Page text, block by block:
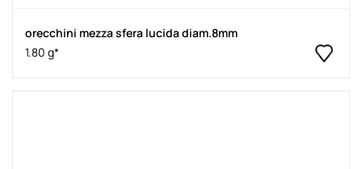
orecchini mezza sfera lucida diam.8mm
1.80 g*